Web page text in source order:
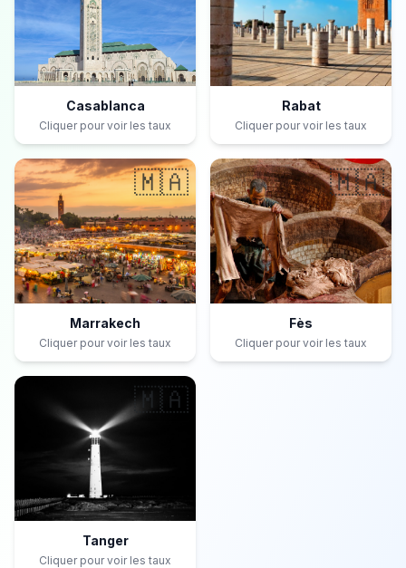
Casablanca
Cliquer pour voir les taux
Rabat
Cliquer pour voir les taux
🇲🇦
Marrakech
Cliquer pour voir les taux
🇲🇦
Fès
Cliquer pour voir les taux
🇲🇦
Tanger
Cliquer pour voir les taux